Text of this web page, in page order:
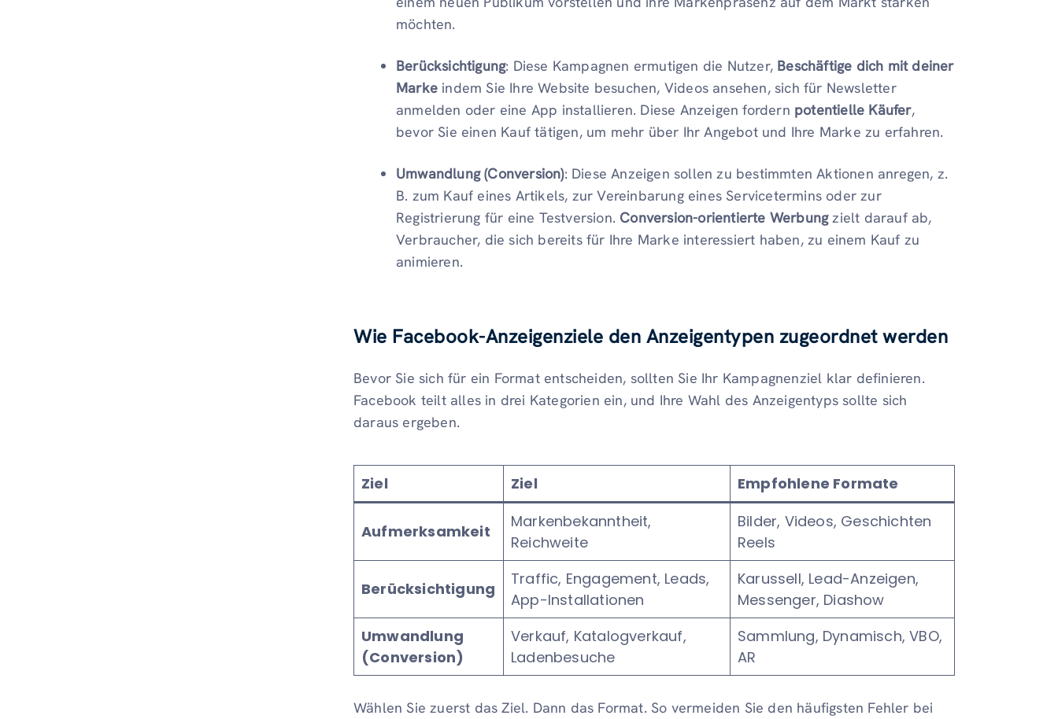
möchten.
Berücksichtigung: Diese Kampagnen ermutigen die Nutzer, Beschäftige dich mit deiner
Marke indem Sie Ihre Website besuchen, Videos ansehen, sich für Newsletter
anmelden oder eine App installieren. Diese Anzeigen fordern potentielle Käufer,
bevor Sie einen Kauf tätigen, um mehr über Ihr Angebot und Ihre Marke zu erfahren.
Umwandlung (Conversion): Diese Anzeigen sollen zu bestimmten Aktionen anregen, z.
B. zum Kauf eines Artikels, zur Vereinbarung eines Servicetermins oder zur
Registrierung für eine Testversion. Conversion-orientierte Werbungzielt darauf ab,
Verbraucher, die sich bereits für Ihre Marke interessiert haben, zu einem Kauf zu
animieren.
Wie Facebook-Anzeigenziele den Anzeigentypen zugeordnet werden
Bevor Sie sich für ein Format entscheiden, sollten Sie Ihr Kampagnenziel klar definieren.
Facebook teilt alles in drei Kategorien ein, und Ihre Wahl des Anzeigentyps sollte sich
daraus ergeben.
Ziel Ziel Empfohlene Formate
Aufmerksamkeit
Markenbekanntheit,
Reichweite
Bilder, Videos, Geschichten
Reels
Berücksichtigung
Traffic, Engagement, Leads,
App-Installationen
Karussell, Lead-Anzeigen,
Messenger, Diashow
Umwandlung
(Conversion)
Verkauf, Katalogverkauf,
Ladenbesuche
Sammlung, Dynamisch, VBO,
AR
Wählen Sie zuerst das Ziel. Dann das Format. So vermeiden Sie den häufigsten Fehler bei